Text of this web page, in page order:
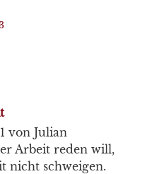
von Julian
Arbeit reden will,
nicht schweigen.